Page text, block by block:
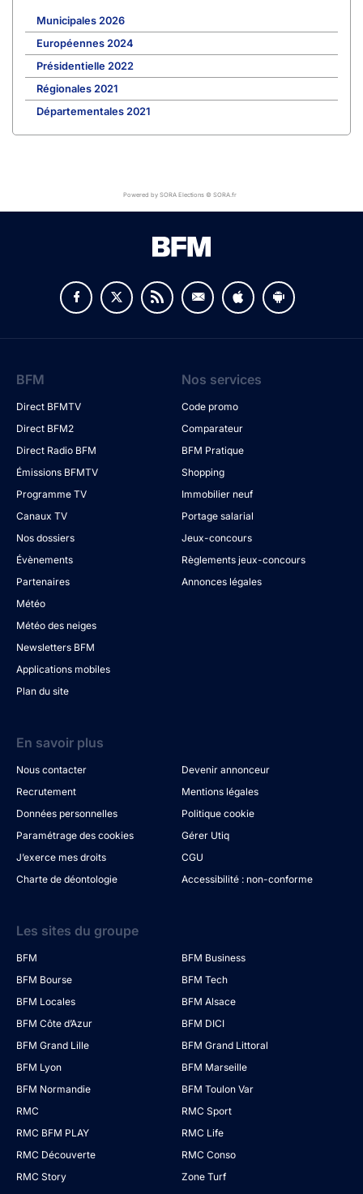
Municipales 2026
Européennes 2024
Présidentielle 2022
Régionales 2021
Départementales 2021
Powered by SORA Elections © SORA.fr
BFM
Direct BFMTV
Direct BFM2
Direct Radio BFM
Émissions BFMTV
Programme TV
Canaux TV
Nos dossiers
Évènements
Partenaires
Météo
Météo des neiges
Newsletters BFM
Applications mobiles
Plan du site
Nos services
Code promo
Comparateur
BFM Pratique
Shopping
Immobilier neuf
Portage salarial
Jeux-concours
Règlements jeux-concours
Annonces légales
En savoir plus
Nous contacter
Devenir annonceur
Recrutement
Mentions légales
Données personnelles
Politique cookie
Paramétrage des cookies
Gérer Utiq
J’exerce mes droits
CGU
Charte de déontologie
Accessibilité : non-conforme
Les sites du groupe
BFM
BFM Business
BFM Bourse
BFM Tech
BFM Locales
BFM Alsace
BFM Côte d’Azur
BFM DICI
BFM Grand Lille
BFM Grand Littoral
BFM Lyon
BFM Marseille
BFM Normandie
BFM Toulon Var
RMC
RMC Sport
RMC BFM PLAY
RMC Life
RMC Découverte
RMC Conso
RMC Story
Zone Turf